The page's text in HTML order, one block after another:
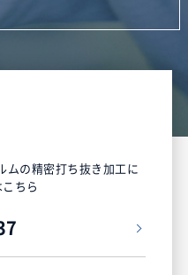
ムの精密打ち抜き加工に
ちら